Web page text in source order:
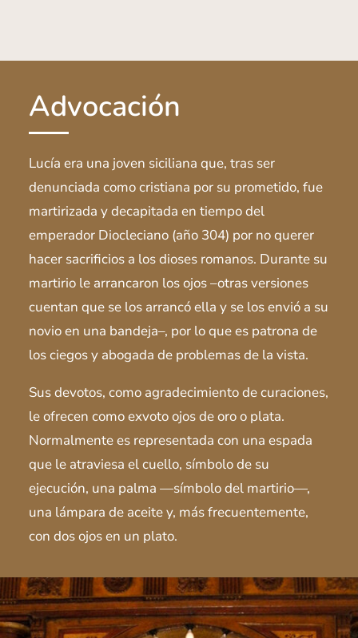
Advocación
Lucía era una joven siciliana que, tras ser
denunciada como cristiana por su prometido, fue
martirizada y decapitada en tiempo del
emperador Diocleciano (año 304) por no querer
hacer sacrificios a los dioses romanos. Durante su
martirio le arrancaron los ojos –otras versiones
cuentan que se los arrancó ella y se los envió a su
novio en una bandeja–, por lo que es patrona de
los ciegos y abogada de problemas de la vista.
Sus devotos, como agradecimiento de curaciones,
le ofrecen como exvoto ojos de oro o plata.
Normalmente es representada con una espada
que le atraviesa el cuello, símbolo de su
ejecución, una palma —símbolo del martirio—,
una lámpara de aceite y, más frecuentemente,
con dos ojos en un plato.